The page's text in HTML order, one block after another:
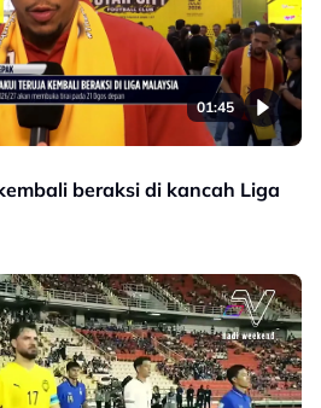
01:45
beraksi di kancah Liga